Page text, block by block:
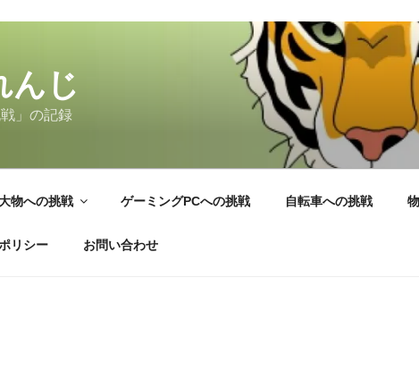
んじ
」の記録
物への挑戦 ゲーミングPCへの挑戦 自転車への挑戦
リシー お問い合わせ